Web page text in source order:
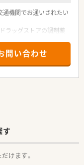
機関でお通いされたい
ラッグストアの調剤薬
様常時複数名体制です
問い合わせ
す
けます。